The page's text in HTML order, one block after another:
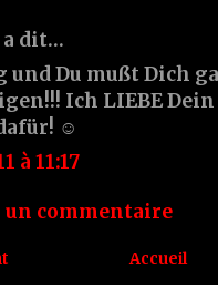
a dit…
und Du mußt Dich
Ich LIEBE
☺
à 11:17
commentaire
Accueil